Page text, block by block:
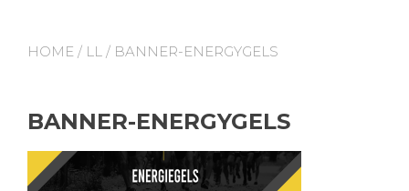
HOME / LL / BANNER-ENERGYGELS
BANNER-ENERGYGELS